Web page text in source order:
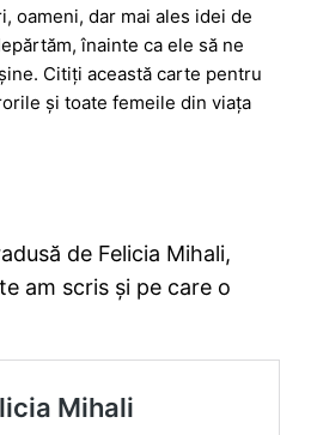
oameni, dar mai ales idei de
înainte ca ele să ne
Citiți această carte pentru
și toate femeile din viața
de Felicia Mihali,
am scris și pe care o